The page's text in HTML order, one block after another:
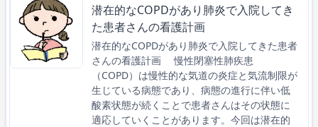
潜在的なCOPDがあり肺炎で入院してき
た患者さんの看護計画
潜在的なCOPDがあり肺炎で入院してきた患者
さんの看護計画 慢性閉塞性肺疾患
（COPD）は慢性的な気道の炎症と気流制限が
生じている病態であり、病態の進行に伴い低
酸素状態が続くことで患者さんはその状態に
適応していくことがあります。今回は潜在的